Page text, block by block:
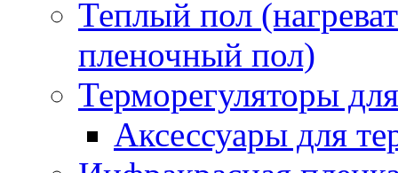
Теплый пол
пленочный пол)
Терморегуляторы
Аксессуары для